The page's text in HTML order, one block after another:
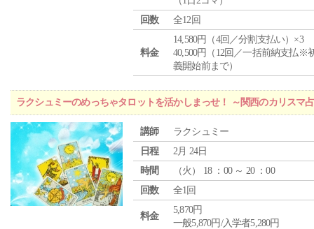
回数
全12回
料金
14,580円（4回／分割支払い）×3
40,500円（12回／一括前納支払※
義開始前まで）
ラクシュミーのめっちゃタロットを活かしまっせ！ ～関西のカリスマ
講師
ラクシュミー
日程
2月 24日
時間
（火 ） 18 ：00 ～ 20 ：00
回数
全1回
料金
5,870円
一般5,870円/入学者5,280円